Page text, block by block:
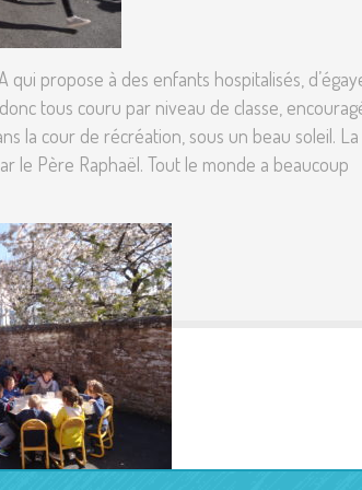
qui propose à des enfants hospitalisés,
tous couru par niveau de classe,
la cour de récréation, sous un beau soleil. La
le Père Raphaël. Tout le monde a beaucoup